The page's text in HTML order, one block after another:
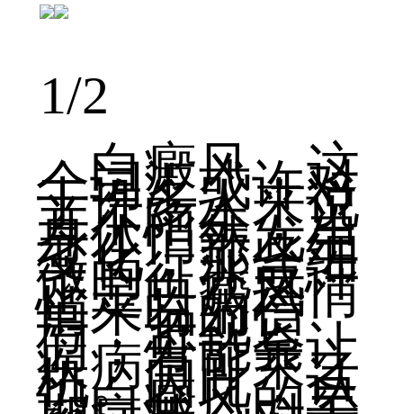
1/2
白癜风，这
个词汇或许对
于许多人来说
并不陌生，当
身体悄然发生
变化，那些细
微的征兆或许
正是白癜风悄
悄来临的信
号，忽视它
们，可能会让
疾病有可乘之
机。因此，认
识白癜风的早